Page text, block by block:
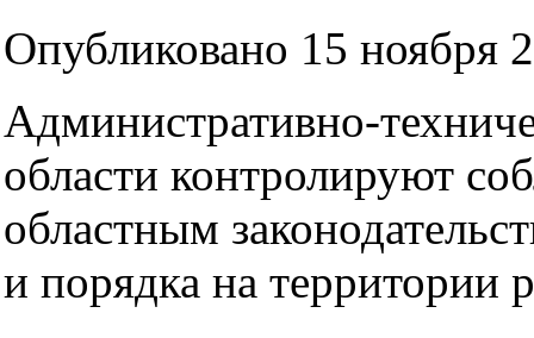
Опубликовано 15 ноября
Административно-
области контролируют
областным
и порядка на территории